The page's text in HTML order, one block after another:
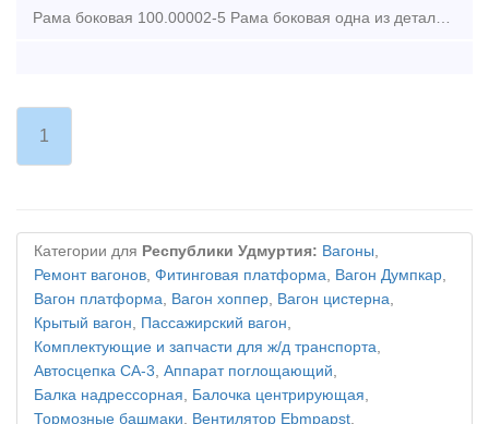
1
Категории для Республики Удмуртия: Вагоны,
Ремонт вагонов, Фитинговая платформа, Вагон Думпкар,
Вагон платформа, Вагон хоппер, Вагон цистерна,
Крытый вагон, Пассажирский вагон,
Комплектующие и запчасти для ж/д транспорта,
Автосцепка СА-3, Аппарат поглощающий,
Балка надрессорная, Балочка центрирующая,
Тормозные башмаки, Вентилятор Ebmpapst,